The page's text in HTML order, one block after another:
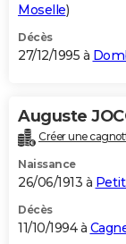
Moselle)
Décès
27/12/1995 à
Auguste
Créer une
Naissance
26/06/1913 à
Décès
11/10/1994 à